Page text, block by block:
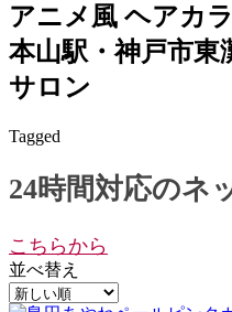
アニメ風 ヘアカ
本山駅・神戸市東
サロン
Tagged
24時間対応のネ
こちらから
並べ替え